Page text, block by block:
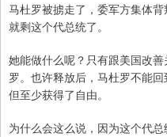
马杜罗被掳走了，委军方集体
就剩这个代总统了。
她能做什么呢？只有跟美国改
罗。也许释放后，马杜罗不能
但至少获得了自由。
为什么会这么说，因为这个代总